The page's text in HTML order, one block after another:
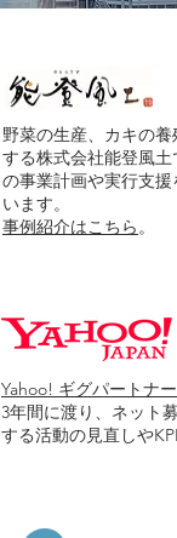
野菜の生産、カキの
する株式会社能登風
の事業計画や実行支
います。
事例紹介はこちら。
Yahoo! ギグパートナー
3年間に渡り、ネット
する活動の見直しや